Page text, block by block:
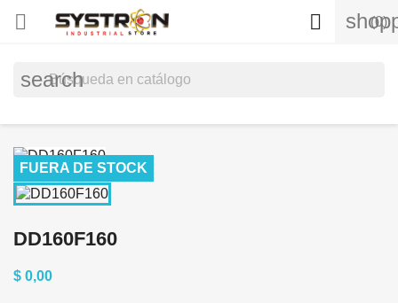
 (0)

search
FUERA DE STOCK
DD160F160
$ 0,00